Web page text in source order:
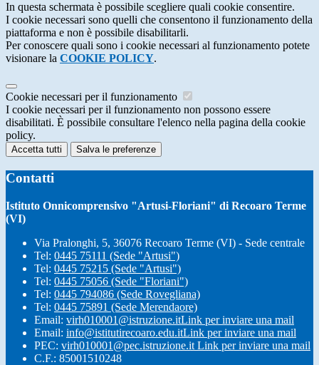
In questa schermata è possibile scegliere quali cookie consentire.
I cookie necessari sono quelli che consentono il funzionamento della
piattaforma e non è possibile disabilitarli.
Per conoscere quali sono i cookie necessari al funzionamento potete
visionare la COOKIE POLICY.
Cookie necessari per il funzionamento
I cookie necessari per il funzionamento non possono essere
disabilitati. È possibile consultare l'elenco nella pagina della cookie
policy.
Accetta tutti Salva le preferenze
Contatti
Istituto Onnicomprensivo "Artusi-Floriani" di Recoaro Terme
(VI)
Via Pralonghi, 5, 36076 Recoaro Terme (VI) - Sede centrale
Tel: 0445 75111 (Sede "Artusi")
Tel: 0445 75215 (Sede "Artusi")
Tel: 0445 75056 (Sede "Floriani")
Tel: 0445 794086 (Sede Rovegliana)
Tel: 0445 75891 (Sede Merendaore)
Email: virh010001@istruzione.itLink per inviare una mail
Email: info@istitutirecoaro.edu.itLink per inviare una mail
PEC: virh010001@pec.istruzione.it Link per inviare una mail
C.F.: 85001510248